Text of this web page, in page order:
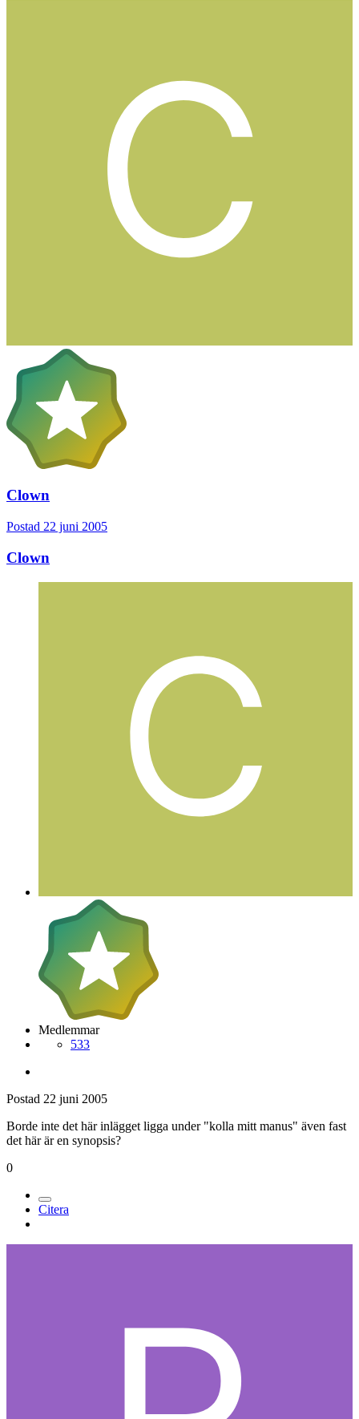
Clown
Postad 22 juni 2005
Clown
Medlemmar
533
Postad 22 juni 2005
Borde inte det här inlägget ligga under "kolla mitt manus" även fast
det här är en synopsis?
0
Citera